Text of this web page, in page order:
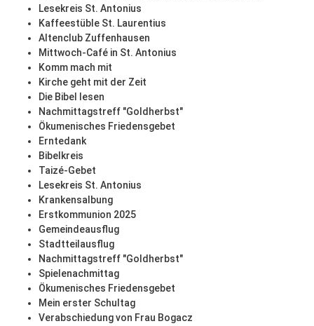
Lesekreis St. Antonius
Kaffeestüble St. Laurentius
Altenclub Zuffenhausen
Mittwoch-Café in St. Antonius
Komm mach mit
Kirche geht mit der Zeit
Die Bibel lesen
Nachmittagstreff "Goldherbst"
Ökumenisches Friedensgebet
Erntedank
Bibelkreis
Taizé-Gebet
Lesekreis St. Antonius
Krankensalbung
Erstkommunion 2025
Gemeindeausflug
Stadtteilausflug
Nachmittagstreff "Goldherbst"
Spielenachmittag
Ökumenisches Friedensgebet
Mein erster Schultag
Verabschiedung von Frau Bogacz